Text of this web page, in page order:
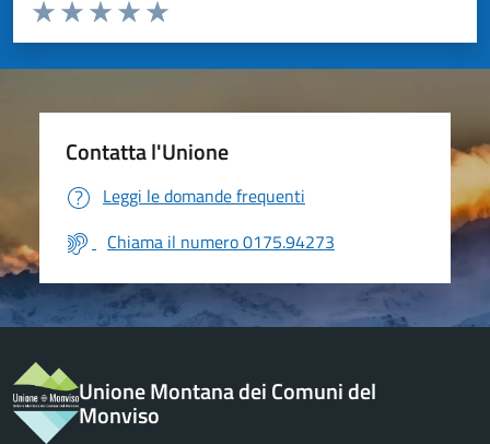
Valuta da 1 a 5 stelle la pagina
Valuta 5 stelle su 5
Valuta 4 stelle su 5
Valuta 3 stelle su 5
Valuta 2 stelle su 5
Valuta 1 stelle su 5
Contatta l'Unione
Leggi le domande frequenti
Chiama il numero 0175.94273
Unione Montana dei Comuni del
Monviso